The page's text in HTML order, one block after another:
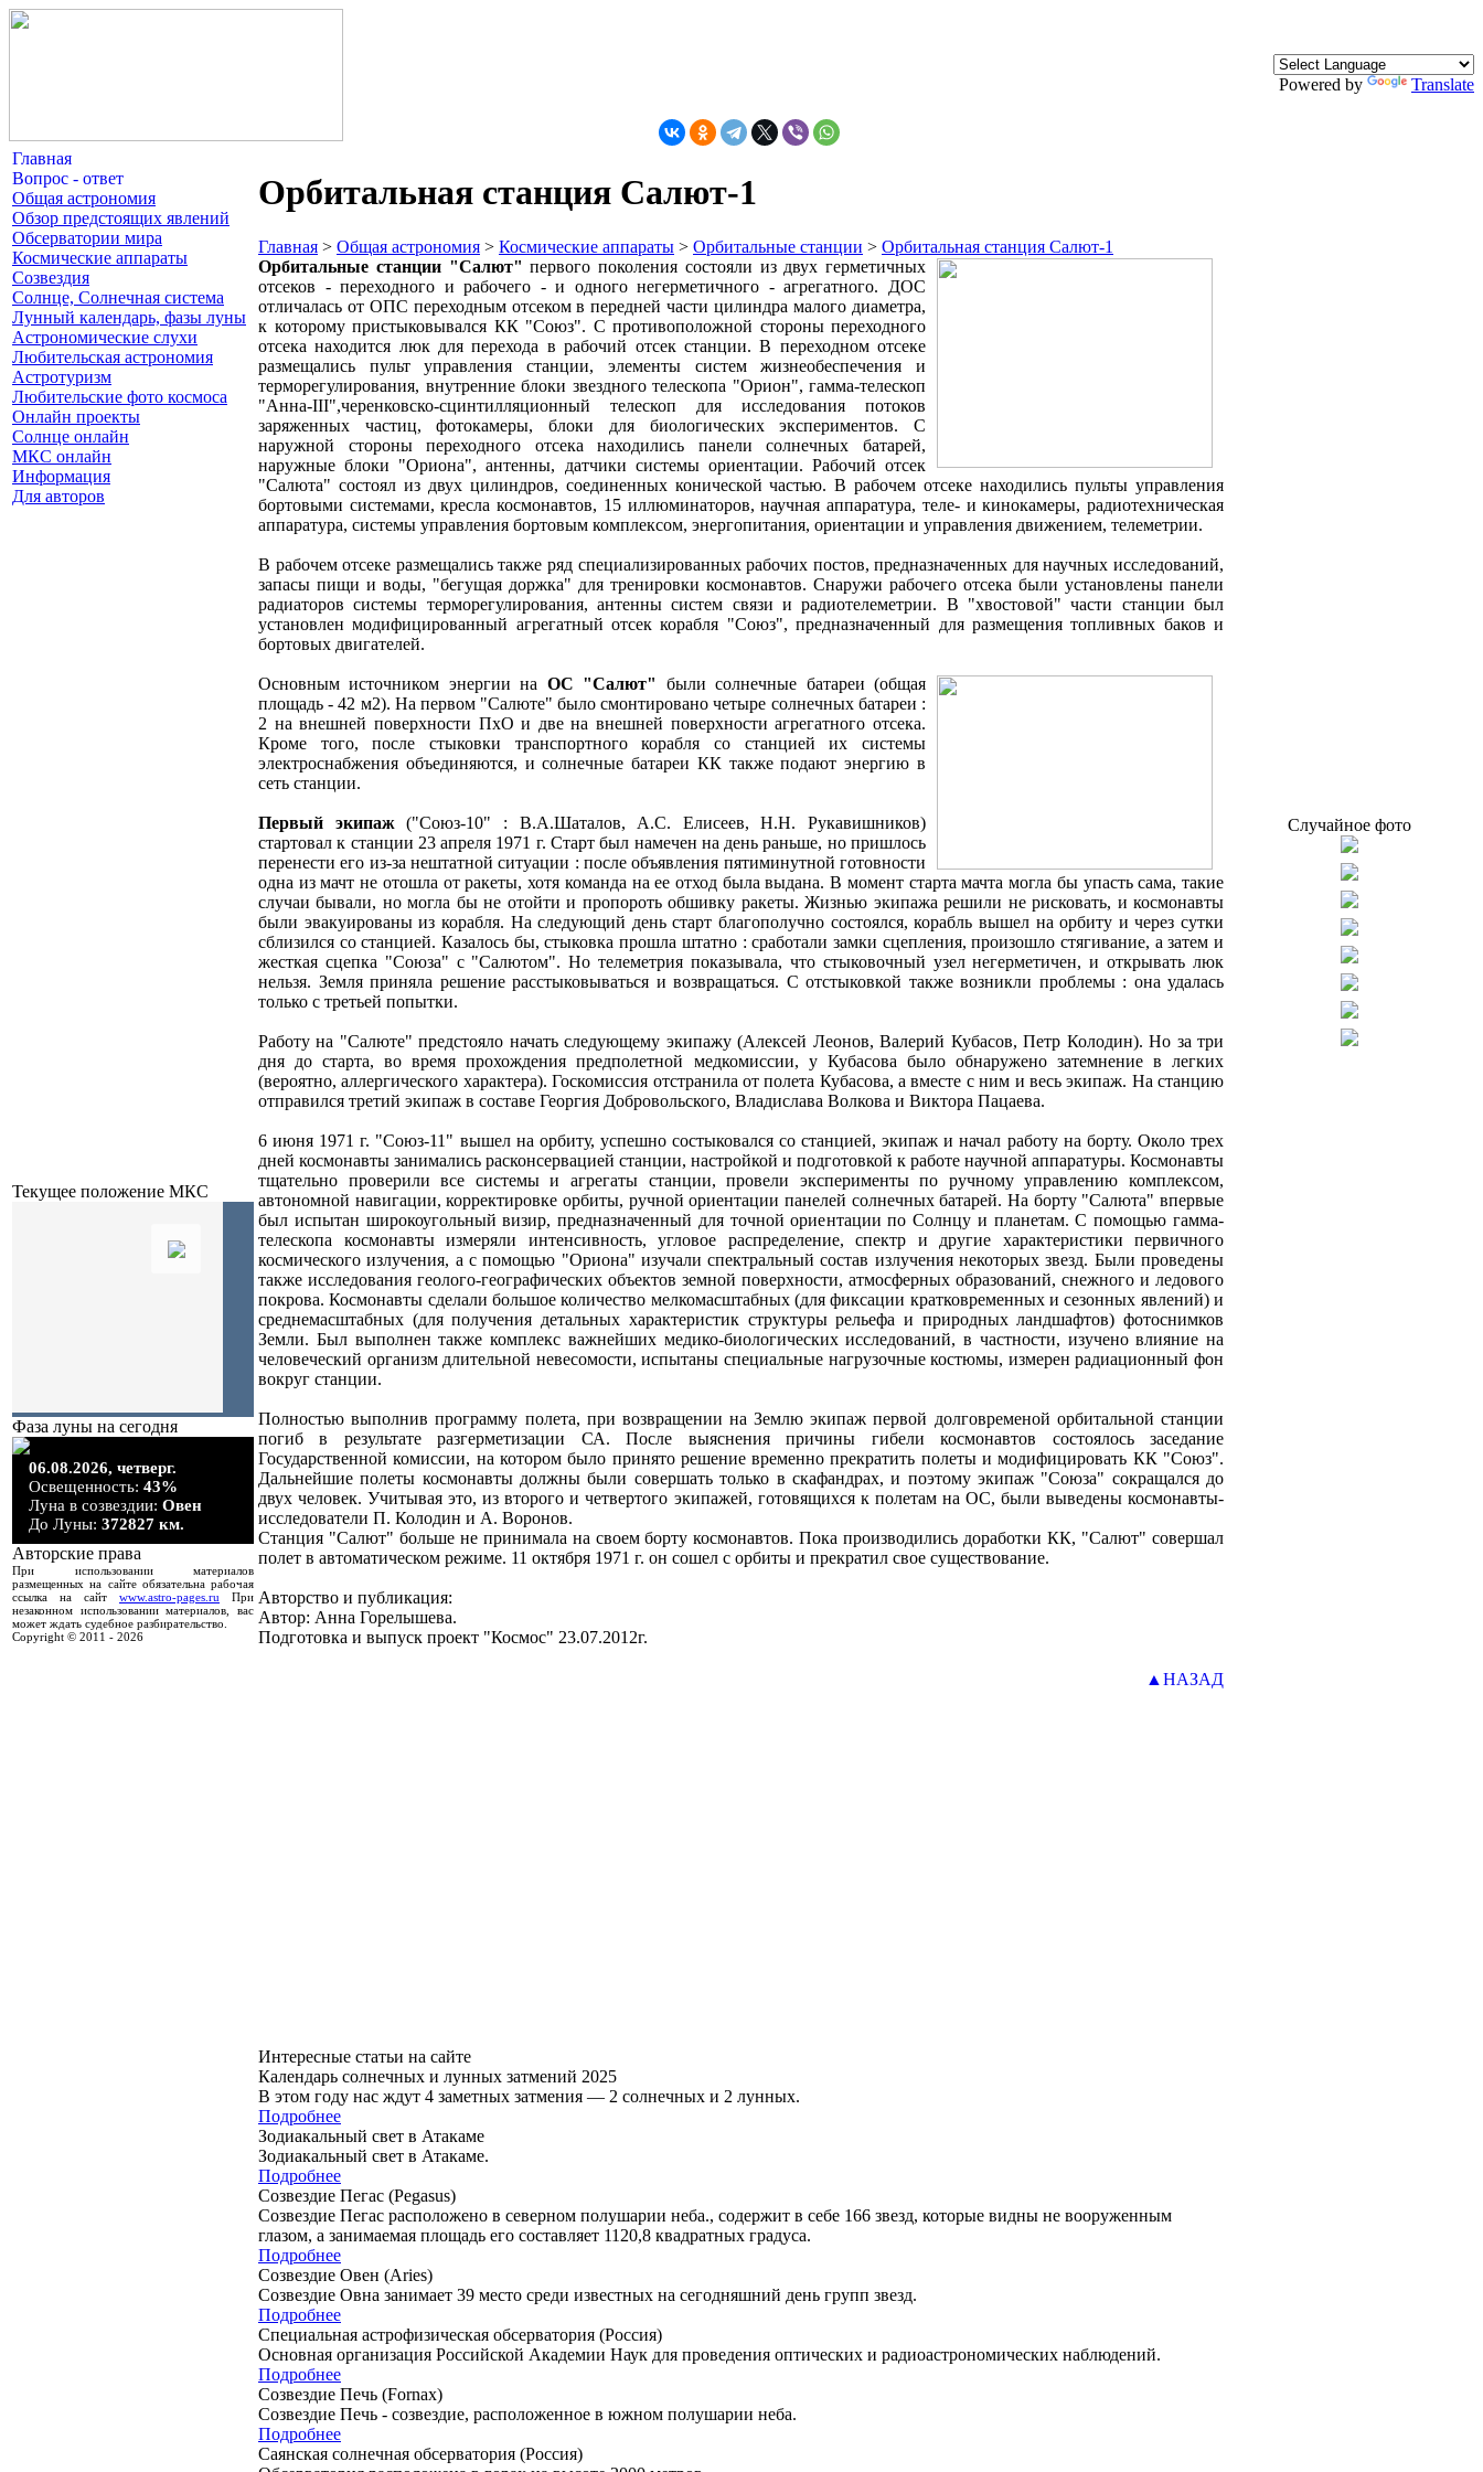
Powered by Translate
Главная
Вопрос - ответ
Общая астрономия
Обзор предстоящих явлений
Обсерватории мира
Космические аппараты
Созвездия
Солнце, Солнечная система
Лунный календарь, фазы луны
Астрономические слухи
Любительская астрономия
Астротуризм
Любительские фото космоса
Онлайн проекты
Солнце онлайн
МКС онлайн
Информация
Для авторов
Текущее положение МКС
Фаза луны на сегодня
06.08.2026, четверг.
Освещенность: 43%
Луна в созвездии: Овен
До Луны: 372827 км.
Авторские права
При использовании материалов
размещенных на сайте обязательна рабочая
ссылка на сайт www.astro-pages.ru При
незаконном использовании материалов, вас
может ждать судебное разбирательство.
Copyright © 2011 - 2026
Орбитальная станция Салют-1
Главная > Общая астрономия > Космические аппараты > Орбитальные станции > Орбитальная станция Салют-1
Орбитальные станции "Салют" первого поколения состояли из двух герметичных
отсеков - переходного и рабочего - и одного негерметичного - агрегатного. ДОС
отличалась от ОПС переходным отсеком в передней части цилиндра малого диаметра,
к которому пристыковывался КК "Союз". С противоположной стороны переходного
отсека находится люк для перехода в рабочий отсек станции. В переходном отсеке
размещались пульт управления станции, элементы систем жизнеобеспечения и
терморегулирования, внутренние блоки звездного телескопа "Орион", гамма-телескоп
"Анна-III",черенковско-сцинтилляционный телескоп для исследования потоков
заряженных частиц, фотокамеры, блоки для биологических экспериментов. С
наружной стороны переходного отсека находились панели солнечных батарей,
наружные блоки "Ориона", антенны, датчики системы ориентации. Рабочий отсек
"Салюта" состоял из двух цилиндров, соединенных конической частью. В рабочем отсеке находились пульты управления
бортовыми системами, кресла космонавтов, 15 иллюминаторов, научная аппаратура, теле- и кинокамеры, радиотехническая
аппаратура, системы управления бортовым комплексом, энергопитания, ориентации и управления движением, телеметрии.
В рабочем отсеке размещались также ряд специализированных рабочих постов, предназначенных для научных исследований,
запасы пищи и воды, "бегущая доржка" для тренировки космонавтов. Снаружи рабочего отсека были установлены панели
радиаторов системы терморегулирования, антенны систем связи и радиотелеметрии. В "хвостовой" части станции был
установлен модифицированный агрегатный отсек корабля "Союз", предназначенный для размещения топливных баков и
бортовых двигателей.
Основным источником энергии на ОC "Салют"
были солнечные батареи (общая
площадь - 42 м2). На первом "Салюте" было смонтировано четыре солнечных батареи :
2 на внешней поверхности ПхО и две на внешней поверхности агрегатного отсека.
Кроме того, после стыковки транспортного корабля со станцией их системы
электроснабжения объединяются, и солнечные батареи КК также подают энергию в
сеть станции.
Первый экипаж("Союз-10" : В.А.Шаталов, А.С. Елисеев, Н.Н. Рукавишников)
стартовал к станции 23 апреля 1971 г. Старт был намечен на день раньше, но пришлось
перенести его из-за нештатной ситуации : после объявления пятиминутной готовности
одна из мачт не отошла от ракеты, хотя команда на ее отход была выдана. В момент старта мачта могла бы упасть сама, такие
случаи бывали, но могла бы не отойти и пропороть обшивку ракеты. Жизнью экипажа решили не рисковать, и космонавты
были эвакуированы из корабля. На следующий день старт благополучно состоялся, корабль вышел на орбиту и через сутки
сблизился со станцией. Казалось бы, стыковка прошла штатно : сработали замки сцепления, произошло стягивание, а затем и
жесткая сцепка "Союза" с "Салютом". Но телеметрия показывала, что стыковочный узел негерметичен, и открывать люк
нельзя. Земля приняла решение расстыковываться и возвращаться. С отстыковкой также возникли проблемы : она удалась
только с третьей попытки.
Работу на "Салюте" предстояло начать следующему экипажу (Алексей Леонов, Валерий Кубасов, Петр Колодин). Но за три
дня до старта, во время прохождения предполетной медкомиссии, у Кубасова было обнаружено затемнение в легких
(вероятно, аллергического характера). Госкомиссия отстранила от полета Кубасова, а вместе с ним и весь экипаж. На станцию
отправился третий экипаж в составе Георгия Добровольского, Владислава Волкова и Виктора Пацаева.
6 июня 1971 г. "Союз-11" вышел на орбиту, успешно состыковался со станцией, экипаж и начал работу на борту. Около трех
дней космонавты занимались расконсервацией станции, настройкой и подготовкой к работе научной аппаратуры. Космонавты
тщательно проверили все системы и агрегаты станции, провели эксперименты по ручному управлению комплексом,
автономной навигации, корректировке орбиты, ручной ориентации панелей солнечных батарей. На борту "Салюта" впервые
был испытан широкоугольный визир, предназначенный для точной ориентации по Солнцу и планетам. С помощью гамма-
телескопа космонавты измеряли интенсивность, угловое распределение, спектр и другие характеристики первичного
космического излучения, а с помощью "Ориона" изучали спектральный состав излучения некоторых звезд. Были проведены
также исследования геолого-географических объектов земной поверхности, атмосферных образований, снежного и ледового
покрова. Космонавты сделали большое количество мелкомасштабных (для фиксации кратковременных и сезонных явлений) и
среднемасштабных (для получения детальных характеристик структуры рельефа и природных ландшафтов) фотоснимков
Земли. Был выполнен также комплекс важнейших медико-биологических исследований, в частности, изучено влияние на
человеческий организм длительной невесомости, испытаны специальные нагрузочные костюмы, измерен радиационный фон
вокруг станции.
Полностью выполнив программу полета, при возвращении на Землю экипаж первой долговременой орбитальной станции
погиб в результате разгерметизации СА. После выяснения причины гибели космонавтов состоялось заседание
Государственной комиссии, на котором было принято решение временно прекратить полеты и модифицировать КК "Союз".
Дальнейшие полеты космонавты должны были совершать только в скафандрах, и поэтому экипаж "Союза" сокращался до
двух человек. Учитывая это, из второго и четвертого экипажей, готовящихся к полетам на ОC, были выведены космонавты-
исследователи П. Колодин и А. Воронов.
Станция "Салют" больше не принимала на своем борту космонавтов. Пока производились доработки КК, "Салют" совершал
полет в автоматическом режиме. 11 октября 1971 г. он сошел с орбиты и прекратил свое существование.
Авторство и публикация:
Автор: Анна Горелышева.
Подготовка и выпуск проект "Космос" 23.07.2012г.
▲НАЗАД
Интересные статьи на сайте
Календарь солнечных и лунных затмений 2025
В этом году нас ждут 4 заметных затмения — 2 солнечных и 2 лунных.
Подробнее
Зодиакальный свет в Атакаме
Зодиакальный свет в Атакаме.
Подробнее
Созвездие Пегас (Pegasus)
Созвездие Пегас расположено в северном полушарии неба., содержит в себе 166 звезд, которые видны не вооруженным
глазом, а занимаемая площадь его составляет 1120,8 квадратных градуса.
Подробнее
Созвездие Овен (Aries)
Созвездие Овна занимает 39 место среди известных на сегодняшний день групп звезд.
Подробнее
Специальная астрофизическая обсерватория (Россия)
Основная организация Российской Академии Наук для проведения оптических и радиоастрономических наблюдений.
Подробнее
Созвездие Печь (Fornax)
Созвездие Печь - созвездие, расположенное в южном полушарии неба.
Подробнее
Саянская солнечная обсерватория (Россия)
Случайное фото